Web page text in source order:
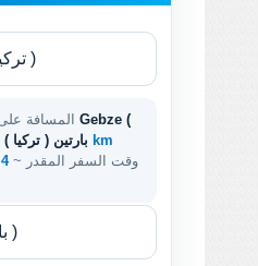
Gebze (
تركيا ) - بارتين ( تركيا ) 385 km
. وقت السفر المقدر ~4